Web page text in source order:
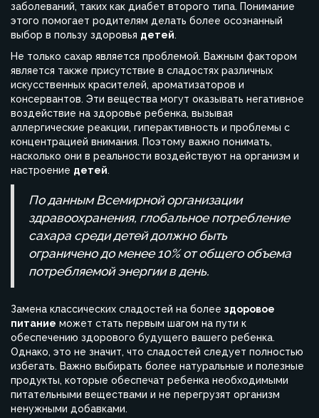
заболеваний, таких как диабет второго типа. Понимание
этого помогает родителям делать более осознанный
выбор в пользу здоровья детей.
Не только сахар является проблемой. Важным фактором
является также присутствие в сладостях различных
искусственных красителей, ароматизаторов и
консервантов. Эти вещества могут оказывать негативное
воздействие на здоровье ребенка, вызывая
аллергические реакции, гиперактивность и проблемы с
концентрацией внимания. Поэтому важно понимать,
насколько они в реальности воздействуют на организм и
настроение детей.
По данным Всемирной организации
здравоохранения, глобальное потребление
сахара среди детей должно быть
ограничено до менее 10% от общего объема
потребляемой энергии в день.
Замена классических сладостей на более здоровое
питание может стать первым шагом на пути к
обеспечению здорового будущего вашего ребенка.
Однако, это не значит, что сладостей следует полностью
избегать. Важно выбирать более натуральные и полезные
продукты, которые обеспечат ребенка необходимыми
питательными веществами и не перегрузят организм
ненужными добавками.